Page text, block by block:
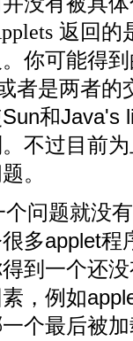
返回的
你可能得
者是两者的
和Java's
不过目前
。
问题就没有
多applet
到一个还
，例如
个最后被